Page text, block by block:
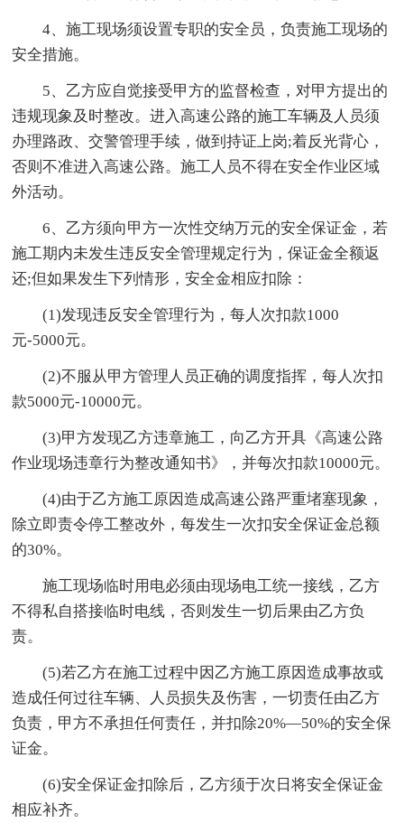
4、施工现场须设置专职的安全员，负责施工现场的
安全措施。
5、乙方应自觉接受甲方的监督检查，对甲方提出的
违规现象及时整改。进入高速公路的施工车辆及人员须
办理路政、交警管理手续，做到持证上岗;着反光背心，
否则不准进入高速公路。施工人员不得在安全作业区域
外活动。
6、乙方须向甲方一次性交纳万元的安全保证金，若
施工期内未发生违反安全管理规定行为，保证金全额返
还;但如果发生下列情形，安全金相应扣除：
(1)发现违反安全管理行为，每人次扣款1000
元-5000元。
(2)不服从甲方管理人员正确的调度指挥，每人次扣
款5000元-10000元。
(3)甲方发现乙方违章施工，向乙方开具《高速公路
作业现场违章行为整改通知书》，并每次扣款10000元。
(4)由于乙方施工原因造成高速公路严重堵塞现象，
除立即责令停工整改外，每发生一次扣安全保证金总额
的30%。
施工现场临时用电必须由现场电工统一接线，乙方
不得私自搭接临时电线，否则发生一切后果由乙方负
责。
(5)若乙方在施工过程中因乙方施工原因造成事故或
造成任何过往车辆、人员损失及伤害，一切责任由乙方
负责，甲方不承担任何责任，并扣除20%—50%的安全保
证金。
(6)安全保证金扣除后，乙方须于次日将安全保证金
相应补齐。